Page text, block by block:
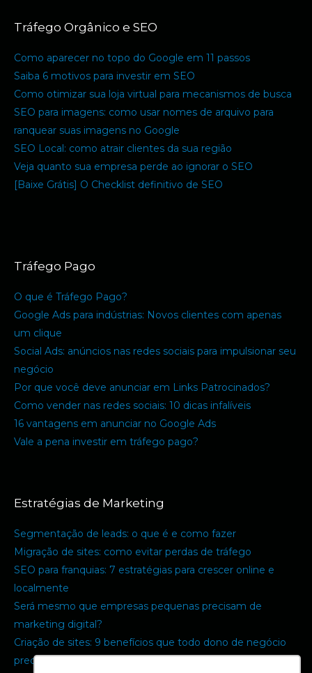
Tráfego Orgânico e SEO
Como aparecer no topo do Google em 11 passos
Saiba 6 motivos para investir em SEO
Como otimizar sua loja virtual para mecanismos de busca
SEO para imagens: como usar nomes de arquivo para
ranquear suas imagens no Google
SEO Local: como atrair clientes da sua região
Veja quanto sua empresa perde ao ignorar o SEO
[Baixe Grátis] O Checklist definitivo de SEO
Tráfego Pago
O que é Tráfego Pago?
Google Ads para indústrias: Novos clientes com apenas
um clique
Social Ads: anúncios nas redes sociais para impulsionar seu
negócio
Por que você deve anunciar em Links Patrocinados?
Como vender nas redes sociais: 10 dicas infalíveis
16 vantagens em anunciar no Google Ads
Vale a pena investir em tráfego pago?
Estratégias de Marketing
Segmentação de leads: o que é e como fazer
Migração de sites: como evitar perdas de tráfego
SEO para franquias: 7 estratégias para crescer online e
localmente
Será mesmo que empresas pequenas precisam de
marketing digital?
Criação de sites: 9 benefícios que todo dono de negócio
precisa saber